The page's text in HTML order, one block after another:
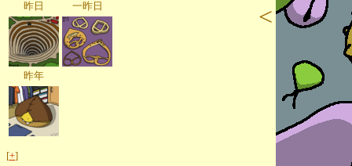
昨日 一昨日
昨年
[+]
<